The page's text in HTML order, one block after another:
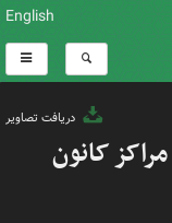
English
دریافت تصاویر
کانون